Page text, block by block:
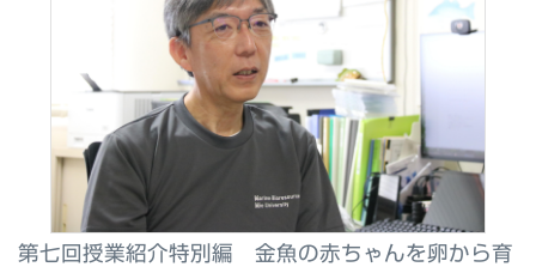
第七回授業紹介特別編 金魚の赤ちゃんを卵から育